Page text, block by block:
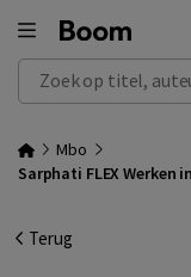
Zoek op titel, auteur,
Mbo
Sarphati FLEX Werken
Terug